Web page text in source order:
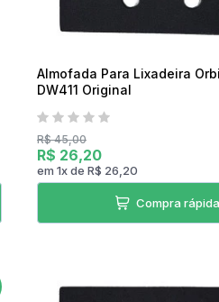
Almofada Para Lixadeira
DW411 Original
R$ 45,00
R$ 26,20
em 1xde R$ 26,20
Compra rápida